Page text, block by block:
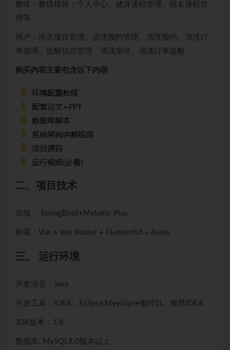
教练：教练模块：个人中心、健身课程管理、报名课程管
理等
用户：洗衣项目管理、清洗预约管理、清洗预约、清洗订
单管理、提醒信息管理、清洗安排、清洗订单提醒
购买内容主要包含以下内容
二、项目技术
后端： SpringBoot+Mybatis-Plus
前端：Vue + Vue Router + ELementUI + Axios
三、 运行环境
开发语言：Java
开发工具：IDEA，Eclipse,Myeclipse都可以。推荐IDEA
JDK版本：1.8
数据库: MySQL8.0版本以上